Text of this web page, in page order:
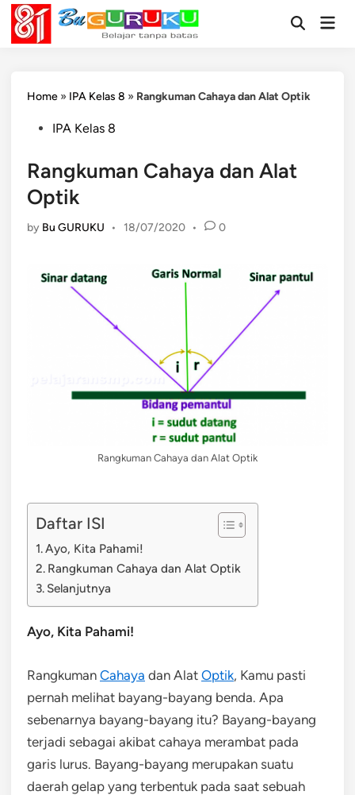
Skip
content
OpenMain
Home » IPA Kelas 8 » Rangkuman Cahaya dan Alat Optik
PostedIPA Kelas 8
Rangkuman Cahaya dan Alat
Optik
by Bu GURUKU • 18/07/2020 • 0
Rangkuman Cahaya dan Alat Optik
Daftar ISI
Ayo, Kita Pahami!
Rangkuman Cahaya dan Alat Optik
Selanjutnya
Ayo, Kita Pahami!
Rangkuman Cahaya dan Alat Optik, Kamu pasti
pernah melihat bayang-bayang benda. Apa
sebenarnya bayang-bayang itu? Bayang-bayang
terjadi sebagai akibat cahaya merambat pada
garis lurus. Bayang-bayang merupakan suatu
daerah gelap yang terbentuk pada saat sebuah